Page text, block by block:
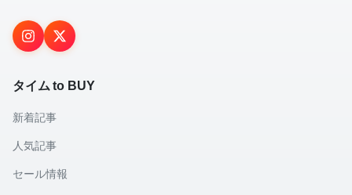
タイム to BUY
新着記事
人気記事
セール情報